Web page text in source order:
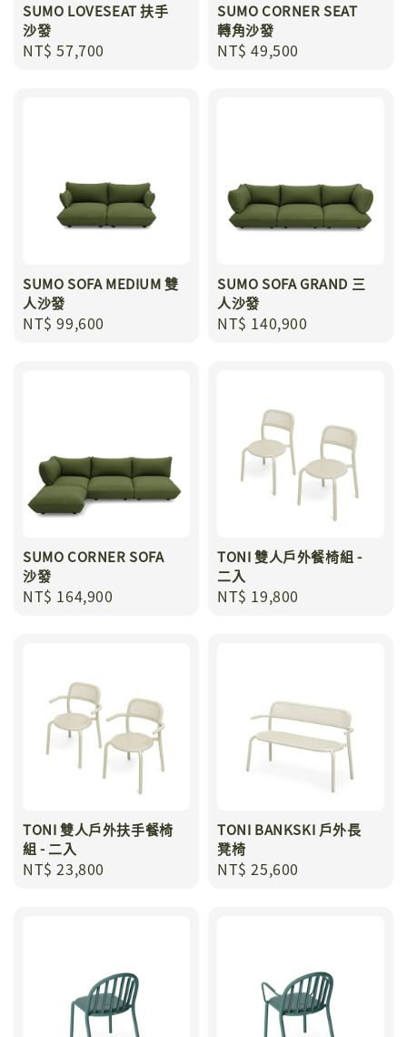
SUMO LOVESEAT 扶手
沙發
Regular
NT$ 57,700
SUMO CORNER SEAT
轉角沙發
Regular
NT$ 49,500
SUMO SOFA MEDIUM 雙
人沙發
Regular
NT$ 99,600
SUMO SOFA GRAND 三
人沙發
Regular
NT$ 140,900
SUMO CORNER SOFA
沙發
Regular
NT$ 164,900
TONI 雙人戶外餐椅組 -
二入
Regular
NT$ 19,800
TONI 雙人戶外扶手餐椅
組 - 二入
Regular
NT$ 23,800
TONI BANKSKI 戶外長
凳椅
Regular
NT$ 25,600